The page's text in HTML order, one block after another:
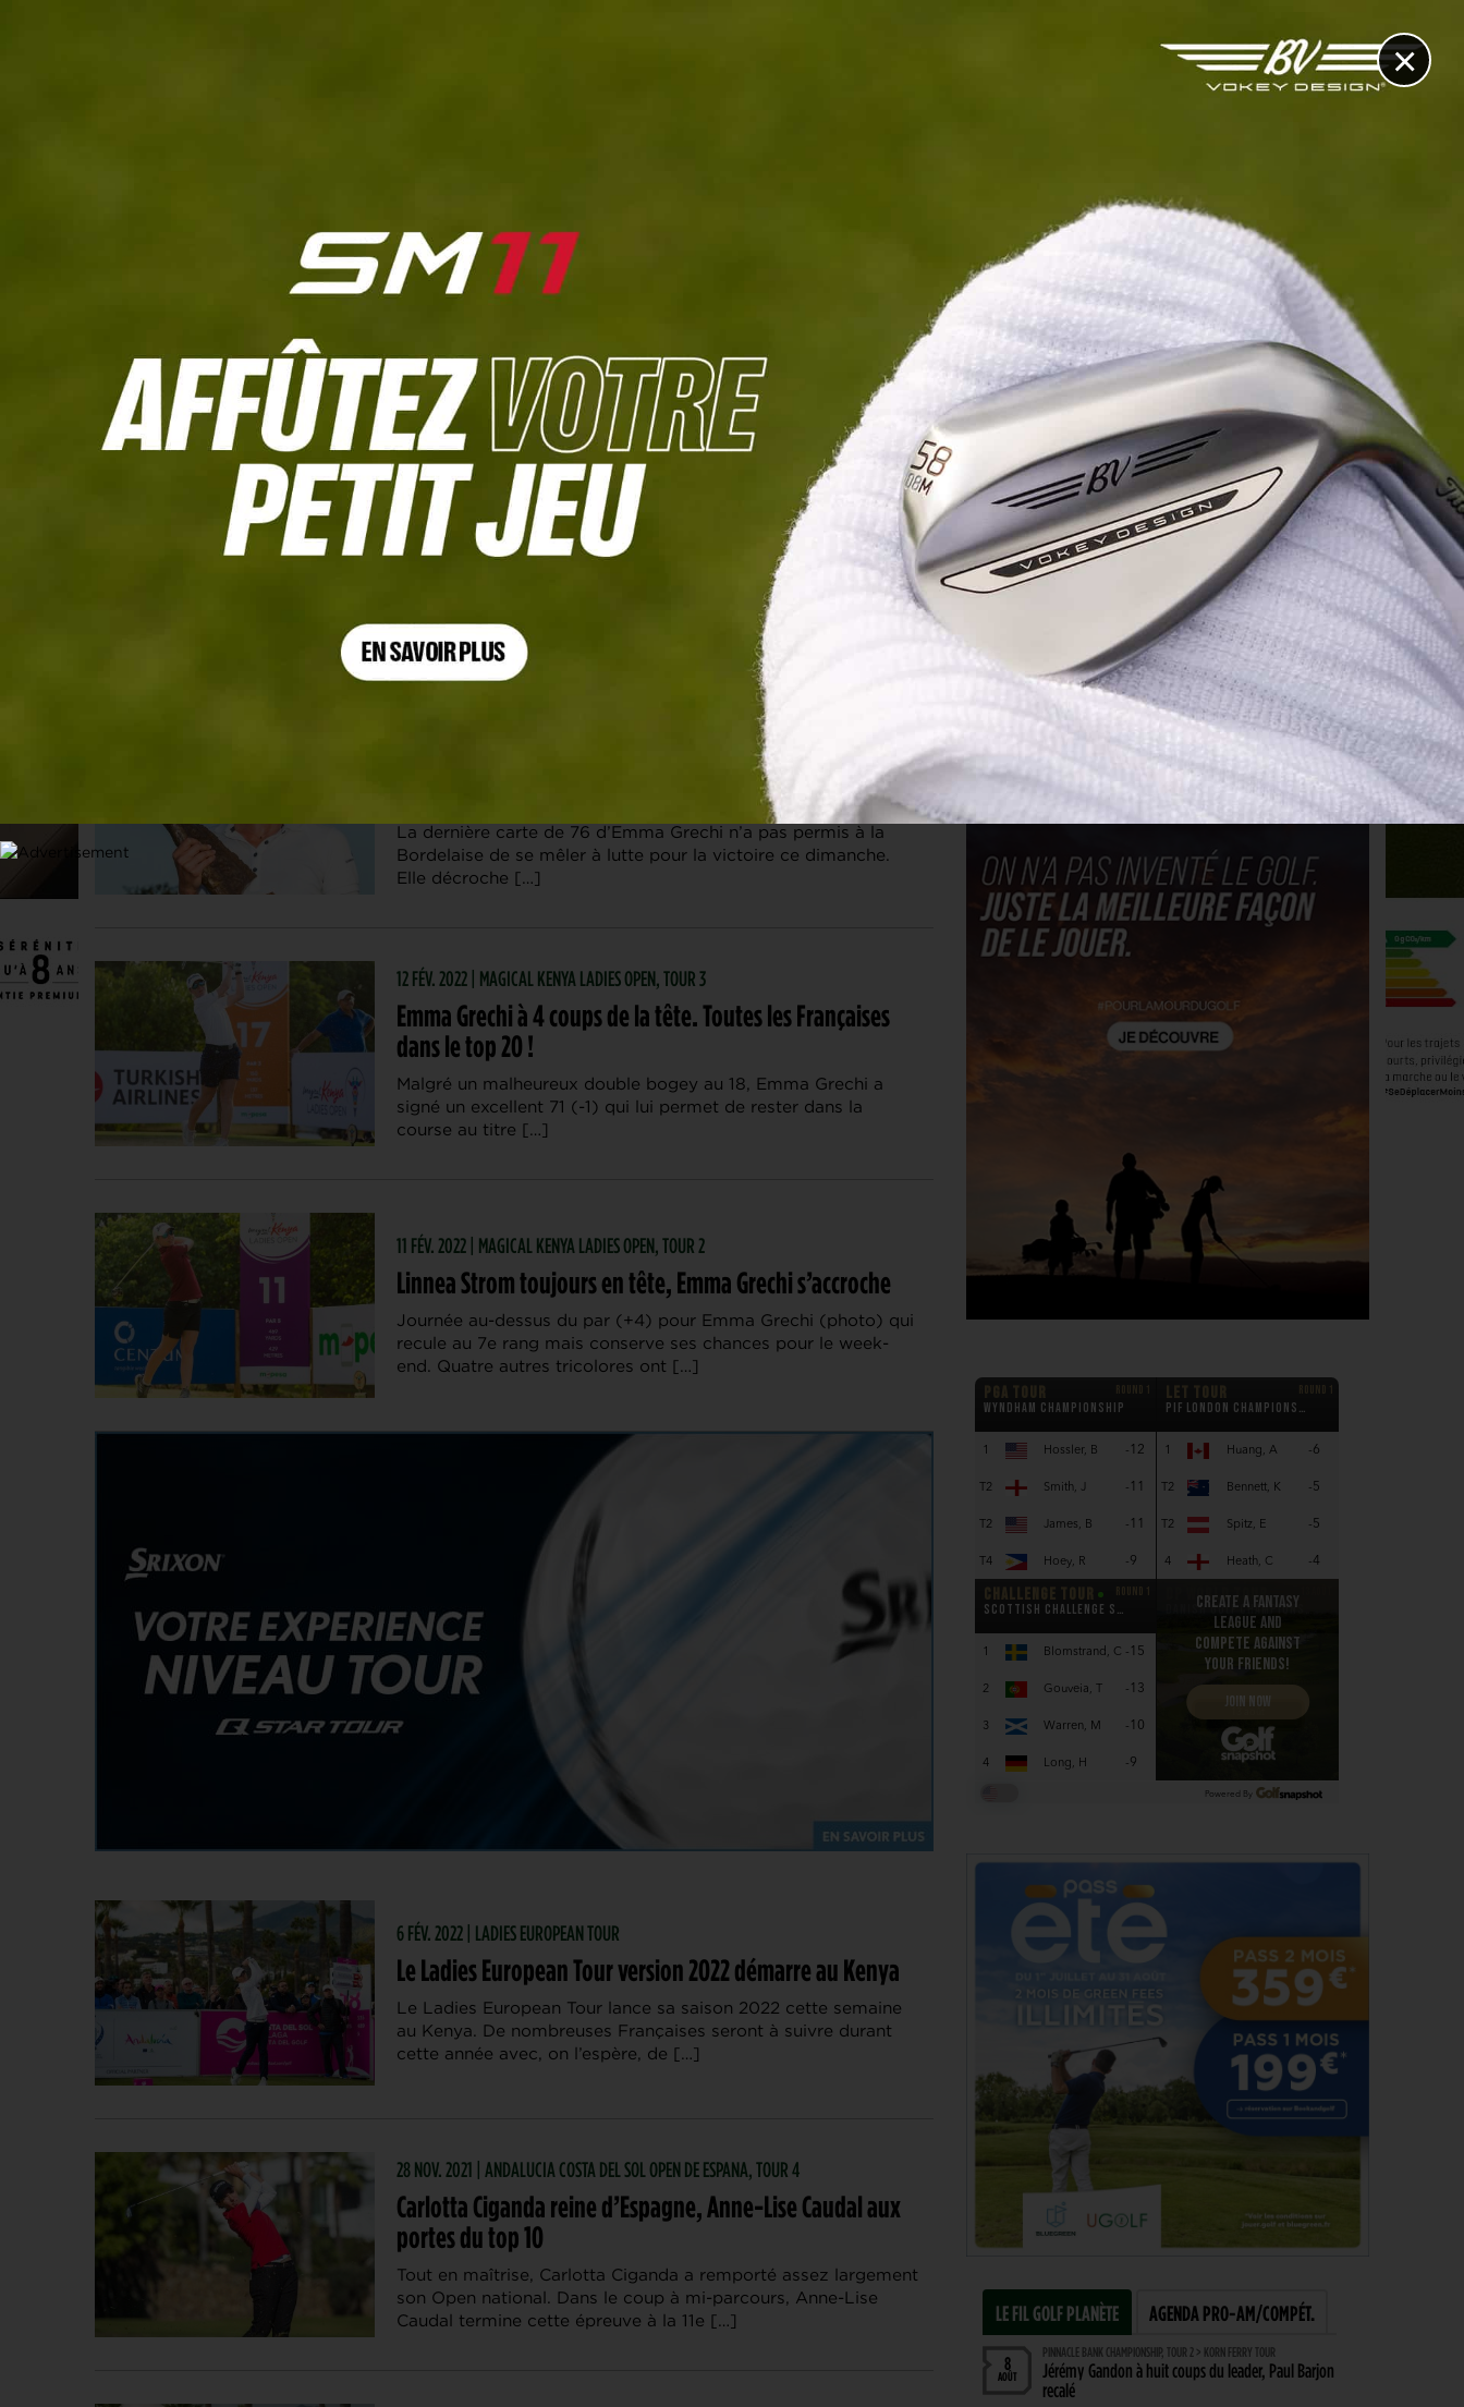
×
Agathe Sauzon
Et de deux pour Esther Henseleit au Kenya, Emma Grechi
La dernière carte de 76 d’Emma Grechi n’a pas permis à la
Bordelaise de se mêler à lutte pour la victoire ce dimanche.
Elle décroche […]
12 FÉV. 2022 | MAGICAL KENYA LADIES OPEN, TOUR 3
Emma Grechi à 4 coups de la tête. Toutes les Françaises
dans le top 20 !
Malgré un malheureux double bogey au 18, Emma Grechi a
signé un excellent 71 (-1) qui lui permet de rester dans la
course au titre […]
11 FÉV. 2022 | MAGICAL KENYA LADIES OPEN, TOUR 2
Linnea Strom toujours en tête, Emma Grechi s’accroche
Journée au-dessus du par (+4) pour Emma Grechi (photo) qui
recule au 7e rang mais conserve ses chances pour le week-
end. Quatre autres tricolores ont […]
6 FÉV. 2022 | LADIES EUROPEAN TOUR
Le Ladies European Tour version 2022 démarre au Kenya
Le Ladies European Tour lance sa saison 2022 cette semaine
au Kenya. De nombreuses Françaises seront à suivre durant
cette année avec, on l’espère, de […]
28 NOV. 2021 | ANDALUCIA COSTA DEL SOL OPEN DE ESPANA, TOUR 4
Carlotta Ciganda reine d’Espagne, Anne-Lise Caudal aux
portes du top 10
Tout en maîtrise, Carlotta Ciganda a remporté assez largement
son Open national. Dans le coup à mi-parcours, Anne-Lise
Caudal termine cette épreuve à la 11e […]
LE FIL GOLF PLANÈTE AGENDA PRO-AM/COMPÉT.
8
AOÛT
PINNACLE BANK CHAMPIONSHIP, TOUR 2 > KORN FERRY TOUR
Jérémy Gandon à huit coups du leader, Paul Barjon
recalé